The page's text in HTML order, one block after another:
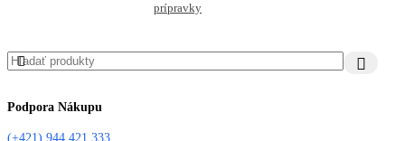
prípravky
Podpora Nákupu
(+421) 944 421 333